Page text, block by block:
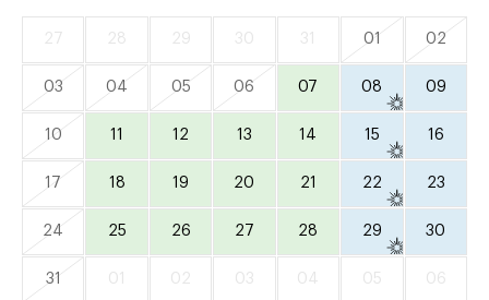
27 28 29 30 31 01 02
03 04 05 06 07 08 09
10 11 12 13 14 15 16
17 18 19 20 21 22 23
24 25 26 27 28 29 30
31 01 02 03 04 05 06